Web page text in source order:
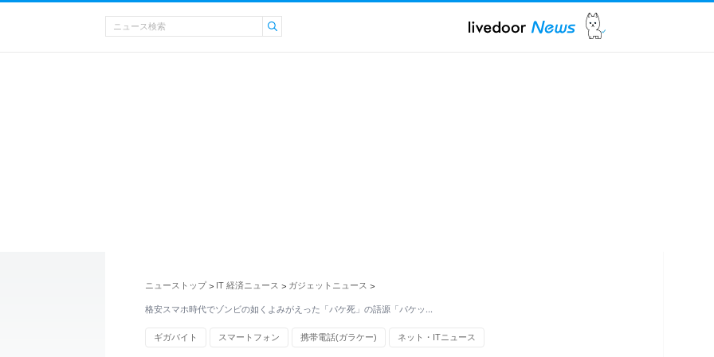
ニューストップ > IT 経済ニュース > ガジェットニュース >
格安スマホ時代でゾンビの如くよみがえった「パケ死」の語源「パケッ…
ギガバイト スマートフォン 携帯電話(ガラケー) ネット・ITニュース